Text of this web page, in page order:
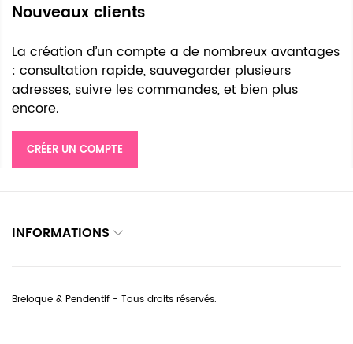
Nouveaux clients
La création d’un compte a de nombreux avantages
: consultation rapide, sauvegarder plusieurs
adresses, suivre les commandes, et bien plus
encore.
CRÉER UN COMPTE
INFORMATIONS
Breloque & Pendentif - Tous droits réservés.